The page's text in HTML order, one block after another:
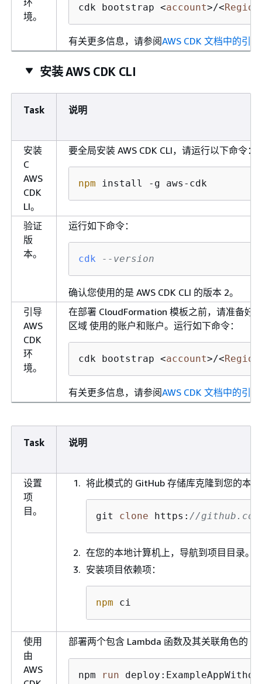
境。
cdk bootstrap <account>/<Region
有关更多信息，请参阅AWS CDK 文档中的引导
安装 AWS CDK CLI
Task 说明
安装
C
AWS
CDK
LI。
要全局安装 AWS CDK CLI，请运行以下命令：
npm install -g aws-cdk
验证
版
本。
运行如下命令：
cdk --version
确认您使用的是 AWS CDK CLI 的版本 2。
引导
AWS
CDK
环
境。
在部署 CloudFormation 模板之前，请准备好
区域 使用的账户和账户。运行如下命令：
cdk bootstrap <account>/<Region
有关更多信息，请参阅AWS CDK 文档中的引导
Task 说明
设置
项
目。
将此模式的 GitHub 存储库克隆到您的本
git clone https: //
在您的本地计算机上，导航到项目目录。
安装项目依赖项：
npm ci
使用
由
AWS
部署两个包含 Lambda 函数及其关联角色的
npm run